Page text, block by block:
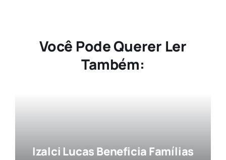
Você Pode Querer Ler
Também:
Izalci Lucas Beneficia Famílias